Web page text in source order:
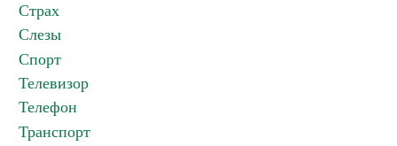
Страх
Слезы
Спорт
Телевизор
Телефон
Транспорт